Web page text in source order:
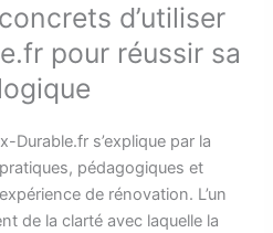
d’utiliser
pour réussir sa
Durable.fr s’explique par la
pédagogiques et
de rénovation. L’un
de la clarté avec laquelle la